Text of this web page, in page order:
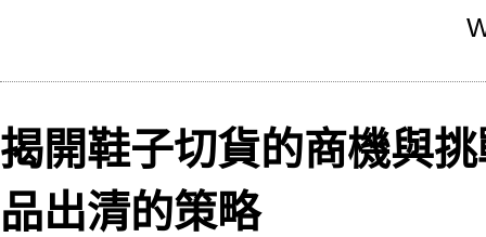
揭開鞋子切貨的商機與
品出清的策略